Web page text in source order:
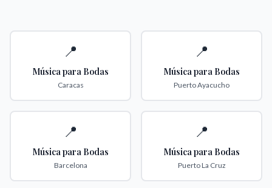
📍
Música para Bodas
Caracas
📍
Música para Bodas
Puerto Ayacucho
📍
Música para Bodas
Barcelona
📍
Música para Bodas
Puerto La Cruz